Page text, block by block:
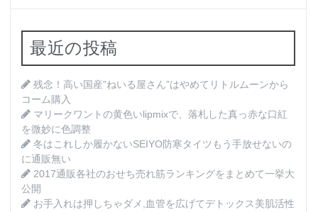
最近の投稿
残念！高い国産”ねいる屋さん”はやめてリトルムーンから
コーム購入
マリークワントの黄色いlipmixで、落札した真っ赤な口紅
を微妙に色調整
冬はこれしか履かないSEIYO防寒タイツもう手放せないの
に通販無い
2017通販各社のおせち売れ筋ランキングをまとめて一挙大
公開
お手入れは押しちゃダメ,血管を広げてデトックス美肌活性